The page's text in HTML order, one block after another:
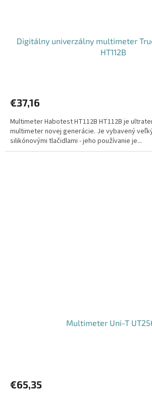
Digitálny univerzálny multimeter
HT112B
€37,16
Multimeter Habotest HT112B HT112B je
multimeter novej generácie. Je vybavený
silikónovými tlačidlami - jeho používanie je...
Multimeter Uni-T
€65,35